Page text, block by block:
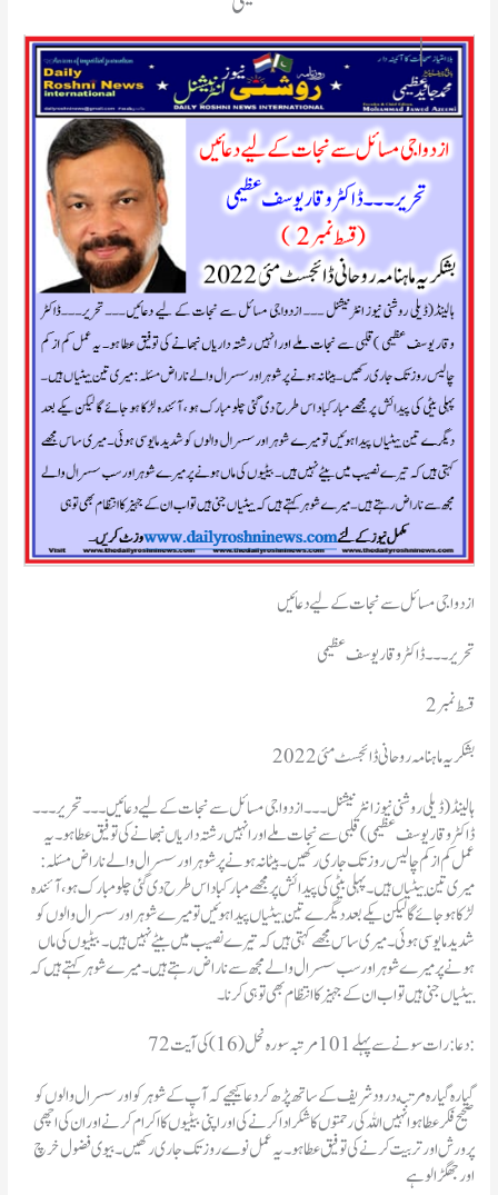
ازدواجی مسائل سے نجات کے لیے دعائیں
تحریر۔۔۔ڈاکٹر وقار یوسف عظیمی
قسط نمبر2
بشکریہ ماہنامہ روحانی ڈائجسٹ مئی 2022
ہالینڈ(ڈیلی روشنی نیوز انٹرنیشنل ۔۔۔ ازدواجی مسائل سے نجات کے لیے دعائیں۔۔۔ تحریر۔۔۔
ڈاکٹر وقار یوسف عظیمی )قلبی سے نجات ملے اور انہیں رشتہ داریاں نبھانے کی توفیق عطا ہو۔ یہ
عمل کم از کم چالیس روز تک جاری رکھیں۔بیٹا نہ ہونے پر شوہر اور سسرال والے ناراض مسئلہ :
میری تین بیٹیاں ہیں۔ پہلی بیٹی کی پیدائش پر مجھے مبارکباد اس طرح دی گئی چلو مبارک ہو ، آئندہ
لڑکا ہو جائے گا لیکن یکے بعد دیگرے تین بیٹیاں پیدا ہوئیں تو میرے شوہر اور سسرال والوں کو
شدید مایوسی ہوئی۔ میری ساس مجھے کہتی ہیں کہ تیرے نصیب میں بیٹے نہیں ہیں۔ بیٹیوں کی ماں
ہونے پر میرے شوہر اور سب سسرال والے مجھ سے ناراض رہتے ہیں۔ میرے شوہر کہتے ہیں کہ
بیٹیاں جنی ہیں تو اب ان کے جہیز کا انتظام بھی تو ہی کرنا۔
دعا: رات سونے سے پہلے 101 مرتبہ سورہ نحل (16) کی آیت 72:
گیاره گیاره مرتبه درود شریف کے ساتھ پڑھ کر دعا کیجیے کہ آپ کے شوہر کو اور سسرال والوں کو
صحیح فکر عطا ہو انہیں اللہ کی رحمتوں کا شکر ادا کرنے کی اور اپنی بیٹیوں کا اکرام کرنے اور ان کی اچھی
پرورش اور تربیت کرنے کی توفیق عطا ہو۔ یہ عمل نوے روز تک جاری رکھیں۔ بیوی فضول خرچ
اور جھگڑالو ہے